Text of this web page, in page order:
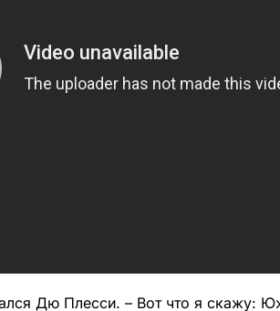
Дю Плесси. – Вот что я скажу: